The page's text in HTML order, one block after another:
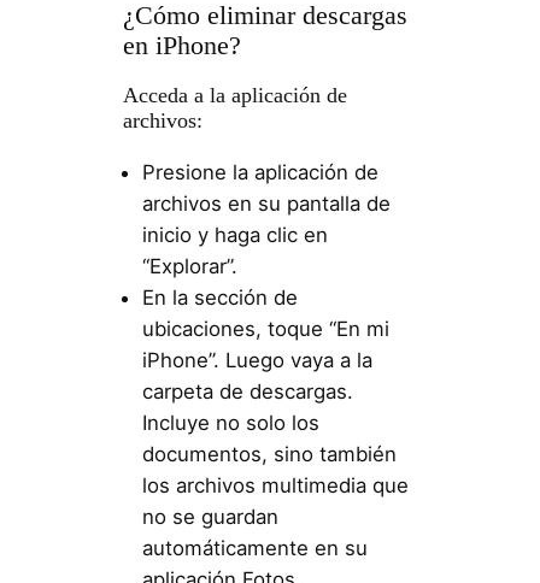
¿Cómo eliminar descargas
en iPhone?
Acceda a la aplicación de
archivos:
Presione la aplicación de
archivos en su pantalla de
inicio y haga clic en
“Explorar”.
En la sección de
ubicaciones, toque “En mi
iPhone”. Luego vaya a la
carpeta de descargas.
Incluye no solo los
documentos, sino también
los archivos multimedia que
no se guardan
automáticamente en su